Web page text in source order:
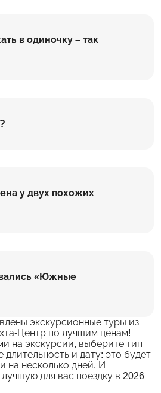
в одиночку – так
у двух похожих
«Южные
экскурсионные туры из
Центр по лучшим ценам!
на экскурсии, выберите тип
длительность и дату: это будет
на несколько дней. И
лучшую для вас поездку в 2026